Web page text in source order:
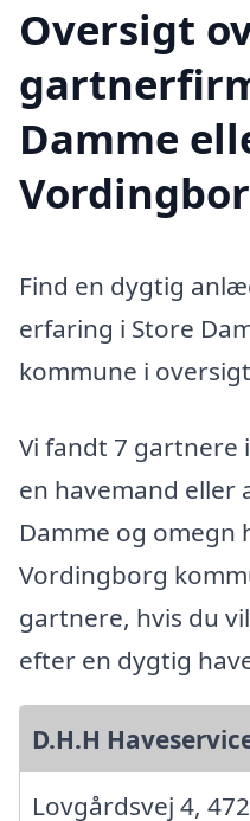
Oversigt
Damme
Find en dygtig
erfaring i Store
kommune i
Vi fandt 7 gartnere
en havemand
Damme og omegn
Vordingborg
gartnere, hvis du
efter en dygtig
D.H.H
Lovgårdsvej 4,